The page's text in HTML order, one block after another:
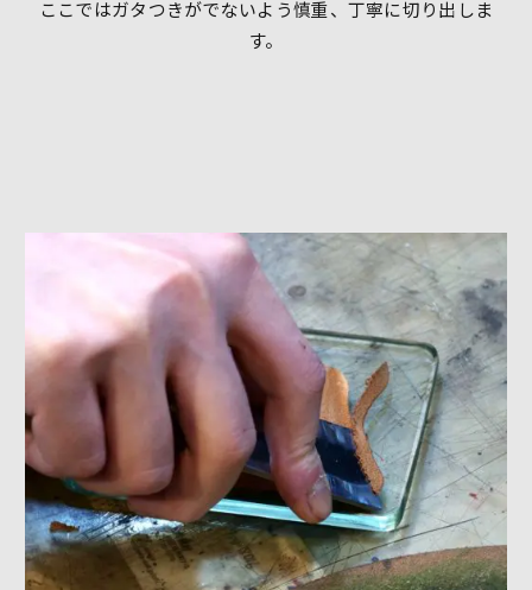
ここではガタつきがでないよう慎重、丁寧に切り出しま
す。